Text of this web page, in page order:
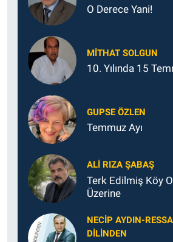
O Derece Yani!
MITHAT SOLGUN
10. Yılında 15
GUPSE ÖZLEN
Temmuz Ayı
ALI RIZA ŞABAŞ
Terk Edilmiş Köy
Üzerine
NECIP AYDIN-
DILINDEN